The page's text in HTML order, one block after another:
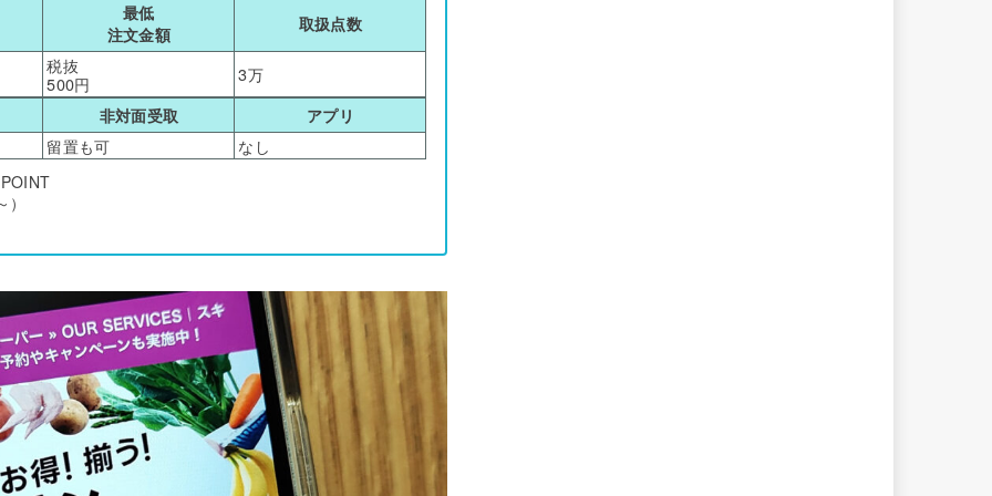
最低
注文金額
取扱点数
税抜
500円
3万
非対面受取 アプリ
留置も可 なし